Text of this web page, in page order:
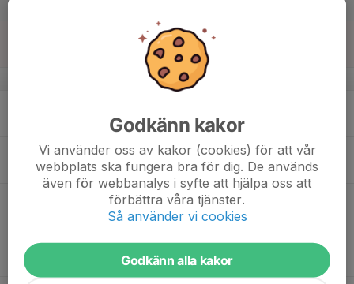
v.34
Tor
Godkänn kakor
Vi använder oss av kakor (cookies) för att vår
webbplats ska fungera bra för dig. De används
även för webbanalys i syfte att hjälpa oss att
förbättra våra tjänster.
Så använder vi cookies
Godkänn alla kakor